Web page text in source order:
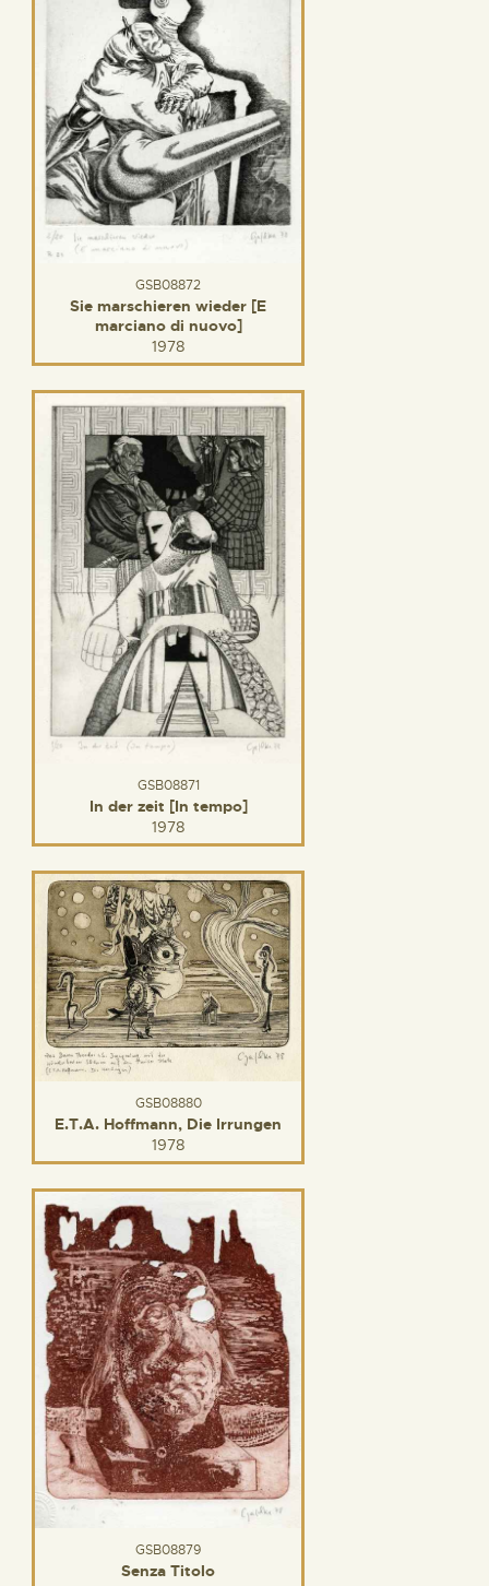
GSB08872
Sie marschieren wieder [E
marciano di nuovo]
1978
GSB08871
In der zeit [In tempo]
1978
GSB08880
E.T.A. Hoffmann, Die Irrungen
1978
GSB08879
Senza Titolo